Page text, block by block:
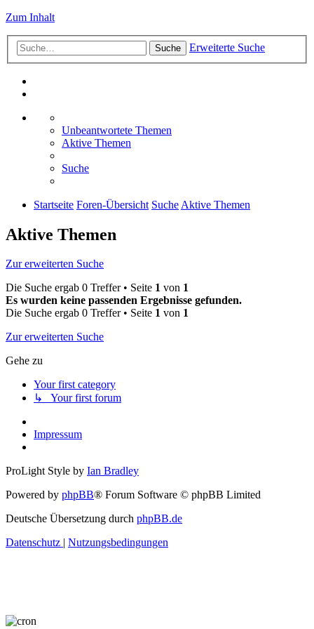
Zum Inhalt
Suche Erweiterte Suche
Unbeantwortete Themen
Aktive Themen
Suche
Startseite Foren-Übersicht Suche Aktive Themen
Aktive Themen
Zur erweiterten Suche
Die Suche ergab 0 Treffer • Seite 1 von 1
Es wurden keine passenden Ergebnisse gefunden.
Die Suche ergab 0 Treffer • Seite 1 von 1
Zur erweiterten Suche
Gehe zu
Your first category
↳ Your first forum
Impressum
ProLight Style by Ian Bradley
Powered by phpBB® Forum Software © phpBB Limited
Deutsche Übersetzung durch phpBB.de
Datenschutz | Nutzungsbedingungen